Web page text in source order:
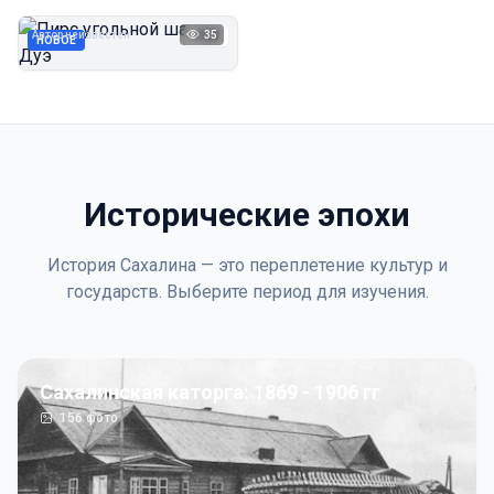
НОВОЕ 1923
Автор неизвестен 35
Исторические эпохи
История Сахалина — это переплетение культур и
государств. Выберите период для изучения.
Сахалинская каторга: 1869 - 1906 гг
156фото